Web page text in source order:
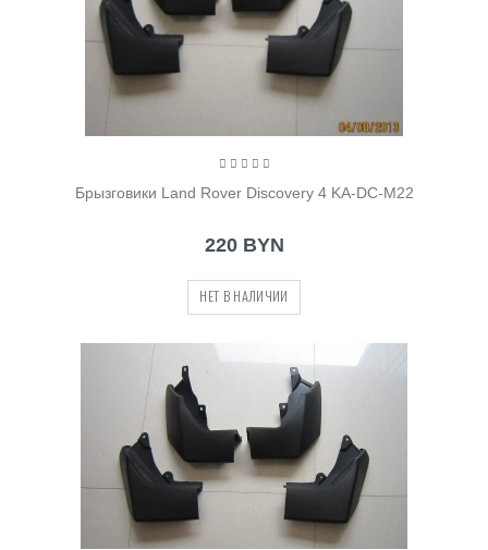
Брызговики Land Rover Discovery 4 KA-DC-M22
220 BYN
НЕТ В НАЛИЧИИ